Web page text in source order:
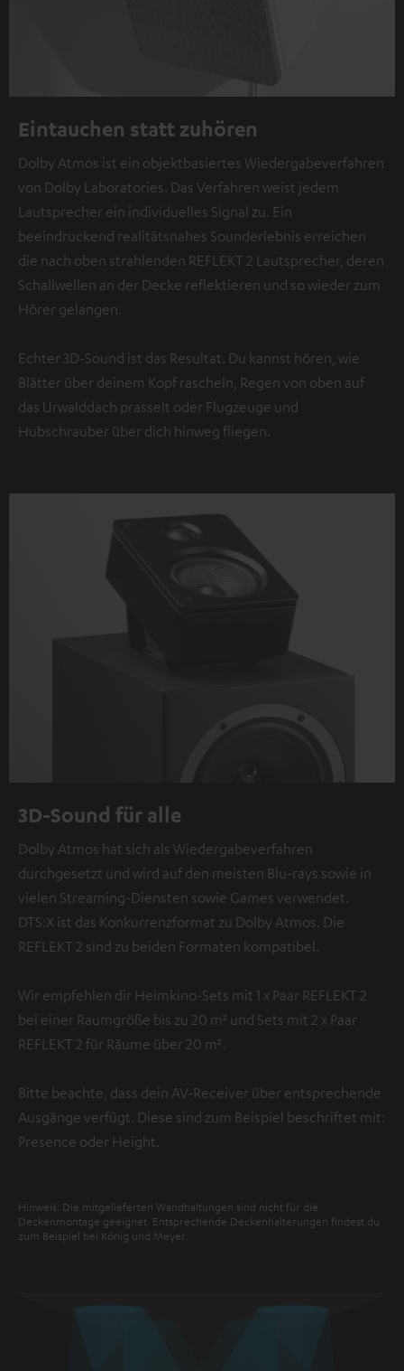
Eintauchen statt zuhören
Dolby Atmos ist ein objektbasiertes Wiedergabeverfahren
von Dolby Laboratories. Das Verfahren weist jedem
Lautsprecher ein individuelles Signal zu. Ein
beeindruckend realitätsnahes Sounderlebnis erreichen
die nach oben strahlenden REFLEKT 2 Lautsprecher, deren
Schallwellen an der Decke reflektieren und so wieder zum
Hörer gelangen.
Echter 3D-Sound ist das Resultat. Du kannst hören, wie
Blätter über deinem Kopf rascheln, Regen von oben auf
das Urwalddach prasselt oder Flugzeuge und
Hubschrauber über dich hinweg fliegen.
3D-Sound für alle
Dolby Atmos hat sich als Wiedergabeverfahren
durchgesetzt und wird auf den meisten Blu-rays sowie in
vielen Streaming-Diensten sowie Games verwendet.
DTS:X ist das Konkurrenzformat zu Dolby Atmos. Die
REFLEKT 2 sind zu beiden Formaten kompatibel.
Wir empfehlen dir Heimkino-Sets mit 1 x Paar REFLEKT 2
bei einer Raumgröße bis zu 20 m² und Sets mit 2 x Paar
REFLEKT 2 für Räume über 20 m².
Bitte beachte, dass dein AV-Receiver über entsprechende
Ausgänge verfügt. Diese sind zum Beispiel beschriftet mit:
Presence oder Height.
Hinweis: Die mitgelieferten Wandhaltungen sind nicht für die
Deckenmontage geeignet. Entsprechende Deckenhalterungen findest du
zum Beispiel bei König und Meyer.